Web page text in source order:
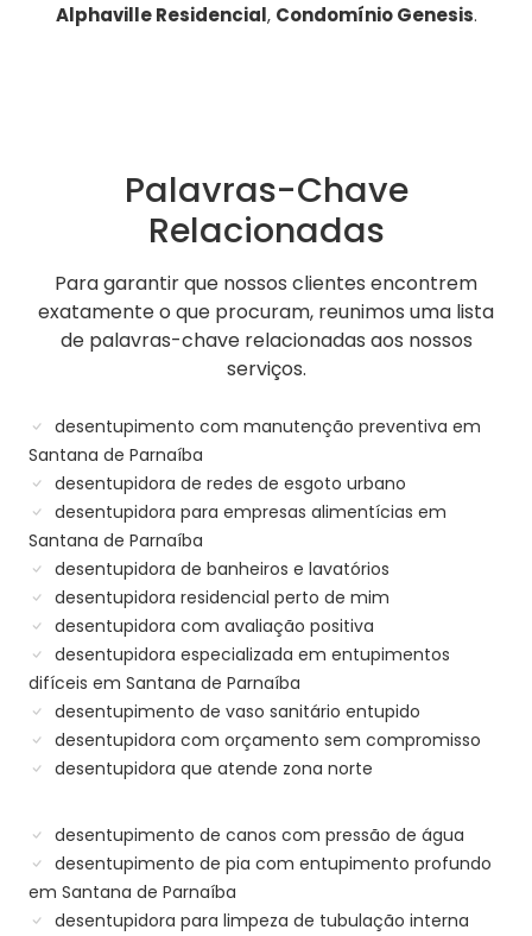
Alphaville Residencial, Condomínio Genesis.
Palavras-Chave
Relacionadas
Para garantir que nossos clientes encontrem
exatamente o que procuram, reunimos uma lista
de palavras-chave relacionadas aos nossos
serviços.
desentupimento com manutenção preventiva em
Santana de Parnaíba
desentupidora de redes de esgoto urbano
desentupidora para empresas alimentícias em
Santana de Parnaíba
desentupidora de banheiros e lavatórios
desentupidora residencial perto de mim
desentupidora com avaliação positiva
desentupidora especializada em entupimentos
difíceis em Santana de Parnaíba
desentupimento de vaso sanitário entupido
desentupidora com orçamento sem compromisso
desentupidora que atende zona norte
desentupimento de canos com pressão de água
desentupimento de pia com entupimento profundo
em Santana de Parnaíba
desentupidora para limpeza de tubulação interna